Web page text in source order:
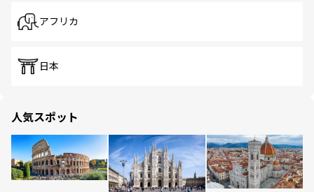
アフリカ
日本
人気スポット